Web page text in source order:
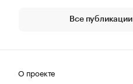
Все публикации
О проекте